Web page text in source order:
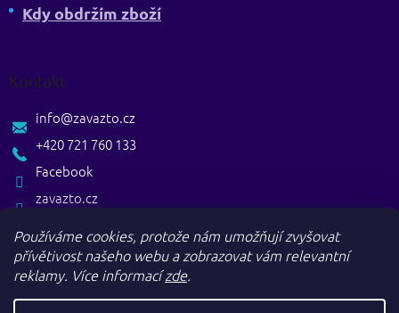
Používáme cookies, protože nám umožňují zvyšovat
přívětivost našeho webu a zobrazovat vám relevantní
reklamy. Více informacízde.
Kdy obdržím zboží
Kontakt
zavazto.cz
info@zavazto.cz
+420 721 760 133
Facebook